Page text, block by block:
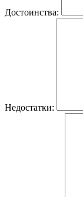
Достоинства:
Недостатки: